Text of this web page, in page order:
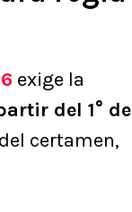
exige la
del 1° de
del certamen,